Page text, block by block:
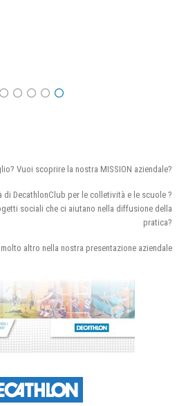
Vuoi scoprire la nostra MISSION aziendale?
DecathlonClub per le colletività e le scuole ?
sociali che ci aiutano nella diffusione della
pratica?
altro nella nostra presentazione aziendale